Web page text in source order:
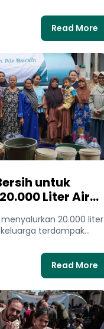
Read More
untuk
Liter Air
20.000 liter
terdampak
Read More